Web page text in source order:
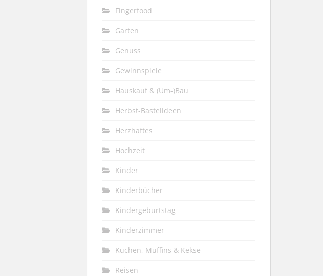
Fingerfood
Garten
Genuss
Gewinnspiele
Hauskauf & (Um-)Bau
Herbst-Bastelideen
Herzhaftes
Hochzeit
Kinder
Kinderbücher
Kindergeburtstag
Kinderzimmer
Kuchen, Muffins & Kekse
Reisen